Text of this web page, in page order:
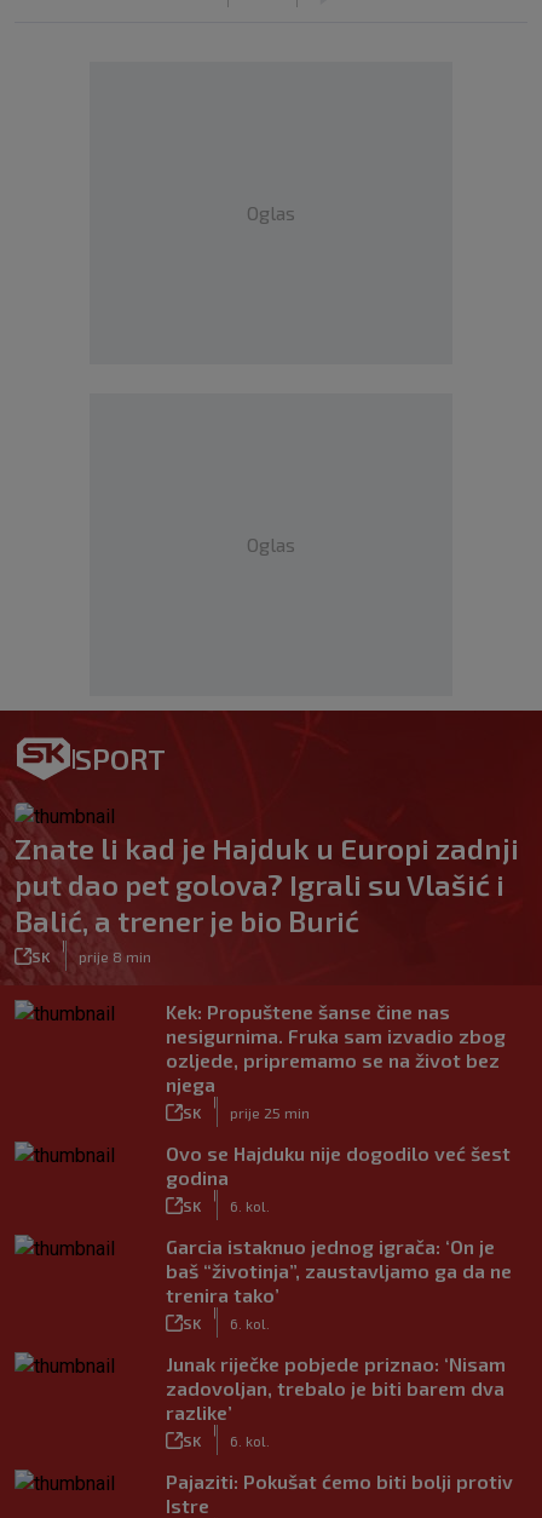
Oglas
Oglas
SPORT
Znate li kad je Hajduk u Europi zadnji
put dao pet golova? Igrali su Vlašić i
Balić, a trener je bio Burić
SK prije 8 min
Kek: Propuštene šanse čine nas
nesigurnima. Fruka sam izvadio zbog
ozljede, pripremamo se na život bez
njega
SK prije 25 min
Ovo se Hajduku nije dogodilo već šest
godina
SK 6. kol.
Garcia istaknuo jednog igrača: ‘On je
baš “životinja”, zaustavljamo ga da ne
trenira tako’
SK 6. kol.
Junak riječke pobjede priznao: ‘Nisam
zadovoljan, trebalo je biti barem dva
razlike’
SK 6. kol.
Pajaziti: Pokušat ćemo biti bolji protiv
Istre